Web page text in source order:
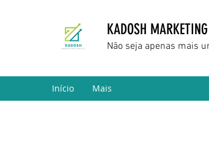
KADOSH
Não seja apenas mais
Início Mais